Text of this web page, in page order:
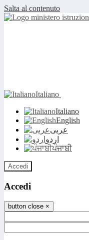
Salta al contenuto
Italiano
Italiano
English
عربى
اردو
ਪੰਜਾਬੀ
Accedi
Accedi
button close ×